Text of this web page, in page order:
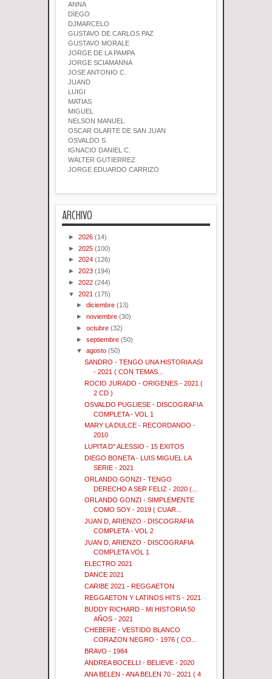
ANNA
DIEGO
DJMARCELO
GUSTAVO DE CARLOS PAZ
GUSTAVO MORALE
JORGE DE LA PAMPA
JORGE SCIAMANNA
JOSE ANTONIO C.
JUAND
LUIGI
MATIAS
MIGUEL
NELSON MANUEL
OSCAR OLARTE DE SAN JUAN
OSVALDO S.
IGNACIO DANIEL C.
WALTER GUTIERREZ
JORGE EDUARDO CARRIZO
ARCHIVO
► 2026 (14)
► 2025 (100)
► 2024 (126)
► 2023 (194)
► 2022 (244)
▼ 2021 (175)
►diciembre (13)
►noviembre (30)
►octubre (32)
►septiembre (50)
▼agosto (50)
SANDRO - TENGO UNA HISTORIA ASI
- 2021 ( CON TEMAS...
ROCIO JURADO - ORIGENES - 2021 (
2 CD )
OSVALDO PUGLIESE - DISCOGRAFIA
COMPLETA - VOL 1
MARY LA DULCE - RECORDANDO -
2010
LUPITA D" ALESSIO - 15 EXITOS
DIEGO BONETA - LUIS MIGUEL LA
SERIE - 2021
ORLANDO GONZI - TENGO
DERECHO A SER FELIZ - 2020 (...
ORLANDO GONZI - SIMPLEMENTE
COMO SOY - 2019 ( CUAR...
JUAN D, ARIENZO - DISCOGRAFIA
COMPLETA - VOL 2
JUAN D, ARIENZO - DISCOGRAFIA
COMPLETA VOL 1
ELECTRO 2021
DANCE 2021
CARIBE 2021 - REGGAETON
REGGAETON Y LATINOS HITS - 2021
BUDDY RICHARD - MI HISTORIA 50
AÑOS - 2021
CHEBERE - VESTIDO BLANCO
CORAZON NEGRO - 1976 ( CO...
BRAVO - 1984
ANDREA BOCELLI - BELIEVE - 2020
ANA BELEN - ANA BELEN 70 - 2021 ( 4